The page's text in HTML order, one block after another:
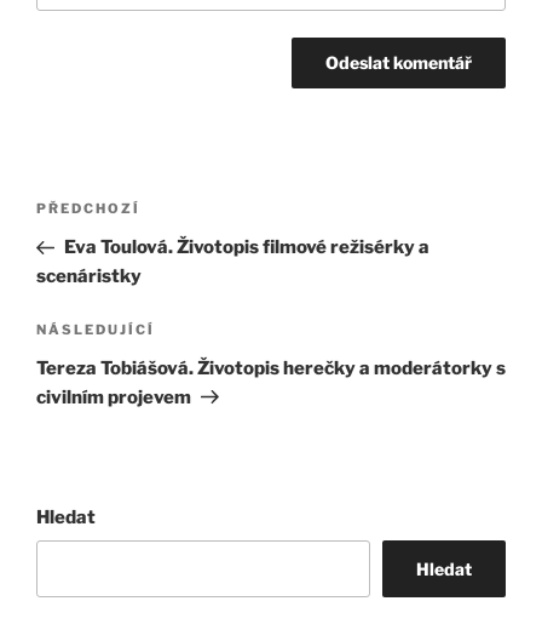
Navigace
příspěvek
Předchozí
příspěvek
PŘEDCHOZÍ
Eva Toulová. Životopis filmové režisérky a
scenáristky
Následující
příspěvek
NÁSLEDUJÍCÍ
Tereza Tobiášová. Životopis herečky a moderátorky s
civilním projevem
Hledat
Hledat